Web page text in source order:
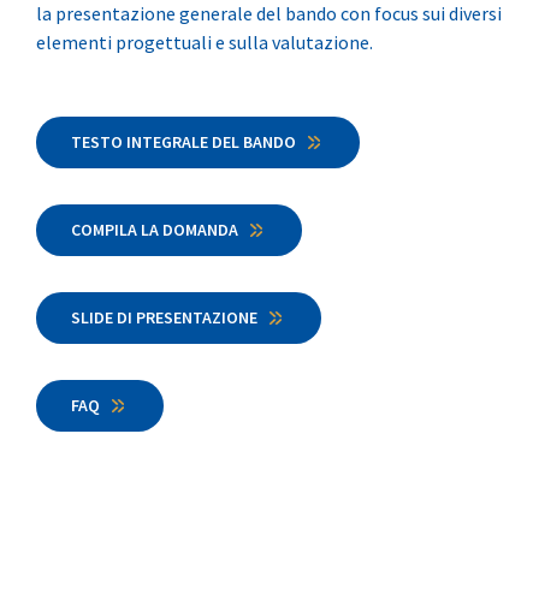
la presentazione generale del bando con focus sui diversi
elementi progettuali e sulla valutazione.
TESTO INTEGRALE DEL BANDO
COMPILA LA DOMANDA
SLIDE DI PRESENTAZIONE
FAQ